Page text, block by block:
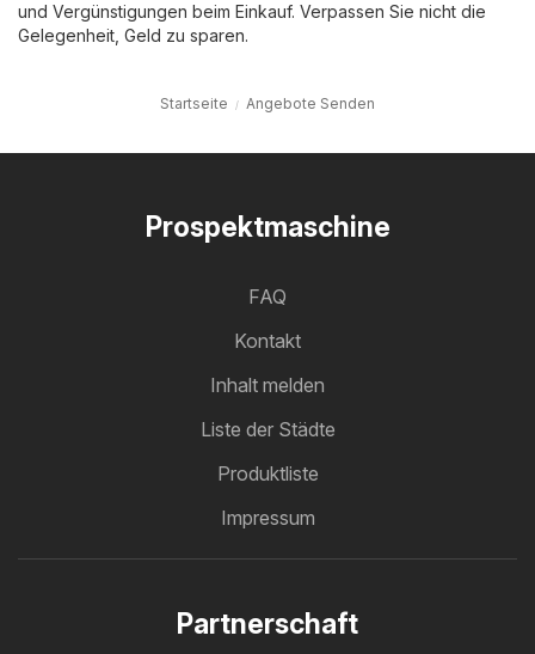
und Vergünstigungen beim Einkauf. Verpassen Sie nicht die
Gelegenheit, Geld zu sparen.
Startseite Angebote Senden
Prospektmaschine
FAQ
Kontakt
Inhalt melden
Liste der Städte
Produktliste
Impressum
Partnerschaft